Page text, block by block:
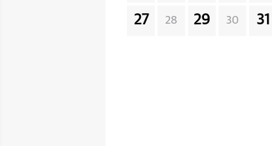
27 28 29 30 31